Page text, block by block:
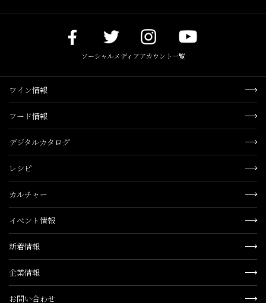
ソーシャルメディアアカウント一覧
ワイン情報
フード情報
デジタルカタログ
レシピ
カルチャー
イベント情報
新着情報
企業情報
お問い合わせ